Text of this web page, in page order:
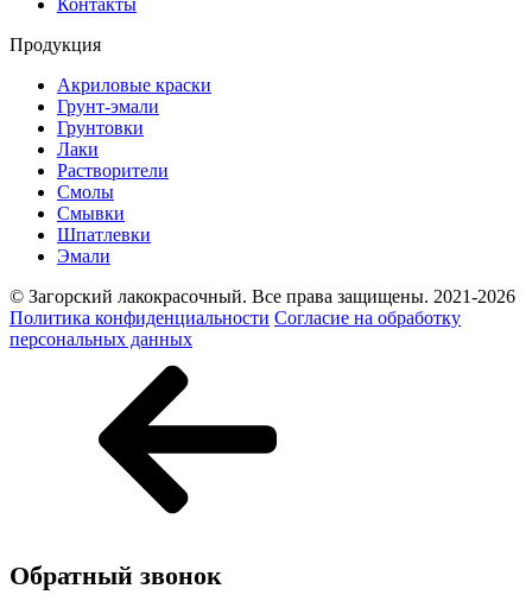
Контакты
Продукция
Акриловые краски
Грунт-эмали
Грунтовки
Лаки
Растворители
Смолы
Смывки
Шпатлевки
Эмали
© Загорский лакокрасочный. Все права защищены. 2021-2026
Политика конфиденциальности Согласие на обработку
персональных данных
Обратный звонок